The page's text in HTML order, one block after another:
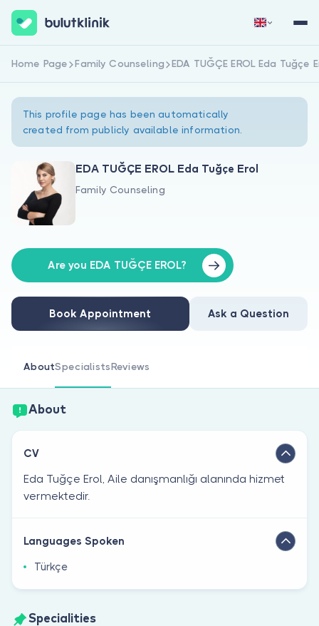
About Us
For Doctors
Are you a doctor?
Sign Up Now Sign In
Home Page Family Counseling EDA TUĞÇE EROL Eda Tuğçe
This profile page has been automatically
created from publicly available information.
EDA TUĞÇE EROL Eda Tuğçe Erol
Family Counseling
Are you EDA TUĞÇE EROL?
Book Appointment Ask a Question
AboutSpecialistsReviews
About
CV
Eda Tuğçe Erol, Aile danışmanlığı alanında hizmet
vermektedir.
Languages Spoken
Türkçe
Specialities